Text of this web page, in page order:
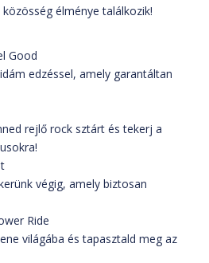
élménye találkozik!
Good
edzéssel, amely garantáltan
rejlő rock sztárt és tekerj a
végig, amely biztosan
Ride
világába és tapasztald meg az